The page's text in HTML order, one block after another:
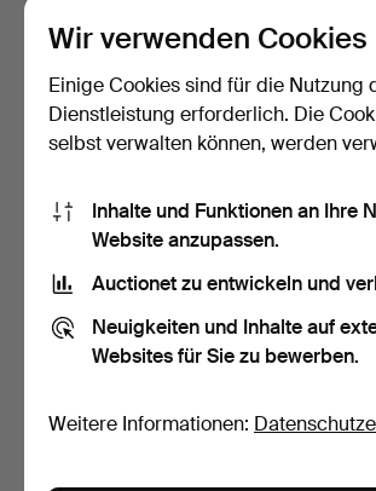
MONA HUSS WALIN.
Farblithografie, "Mandelb…
6 Gebote
95 USD
ANDERS
64 USD
Wir verwenden Cookies
Einige Cookies sind für die Nutzung
Dienstleistung erforderlich. Die
selbst verwalten können, werden
Inhalte und Funktionen an Ihre
Website anzupassen.
Auctionet zu entwickeln und
Neuigkeiten und Inhalte auf
Websites für Sie zu bewerben.
Weitere Informationen: